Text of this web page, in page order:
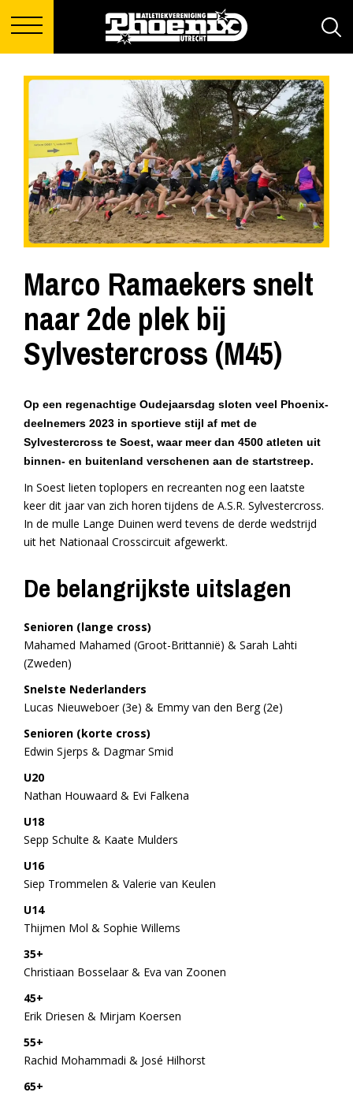
Marco Ramaekers snelt
naar 2de plek bij
Sylvestercross (M45)
Op een regenachtige Oudejaarsdag sloten veel Phoenix-
deelnemers 2023 in sportieve stijl af met de
Sylvestercross te Soest, waar meer dan 4500 atleten uit
binnen- en buitenland verschenen aan de startstreep.
In Soest lieten toplopers en recreanten nog een laatste
keer dit jaar van zich horen tijdens de A.S.R. Sylvestercross.
In de mulle Lange Duinen werd tevens de derde wedstrijd
uit het Nationaal Crosscircuit afgewerkt.
De belangrijkste uitslagen
Senioren (lange cross)
Mahamed Mahamed (Groot-Brittannië) & Sarah Lahti
(Zweden)
Snelste Nederlanders
Lucas Nieuweboer (3e) & Emmy van den Berg (2e)
Senioren (korte cross)
Edwin Sjerps & Dagmar Smid
U20
Nathan Houwaard & Evi Falkena
U18
Sepp Schulte & Kaate Mulders
U16
Siep Trommelen & Valerie van Keulen
U14
Thijmen Mol & Sophie Willems
35+
Christiaan Bosselaar & Eva van Zoonen
45+
Erik Driesen & Mirjam Koersen
55+
Rachid Mohammadi & José Hilhorst
65+